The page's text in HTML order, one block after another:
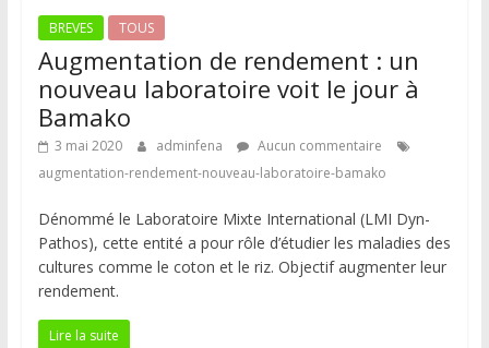
BREVES TOUS
Augmentation de rendement : un
nouveau laboratoire voit le jour à
Bamako
3 mai 2020 adminfena
Aucun commentaire
augmentation-rendement-nouveau-laboratoire-bamako
Dénommé le Laboratoire Mixte International (LMI Dyn-
Pathos), cette entité a pour rôle d’étudier les maladies des
cultures comme le coton et le riz. Objectif augmenter leur
rendement.
Lire la suite